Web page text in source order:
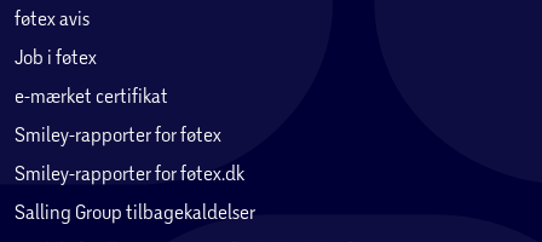
føtex avis
Job i føtex
e-mærket certifikat
Smiley-rapporter for føtex
Smiley-rapporter for føtex.dk
Salling Group tilbagekaldelser